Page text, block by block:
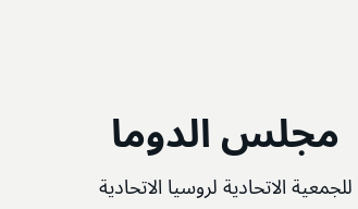
مجلس الدوما
للجمعية الاتحادية لروسيا الاتحادية